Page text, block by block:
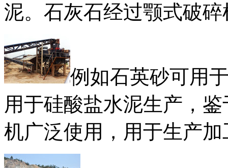
泥。石灰石经过颚式破
例如石英砂可用
用于硅酸盐水泥生产，
机广泛使用，用于生产